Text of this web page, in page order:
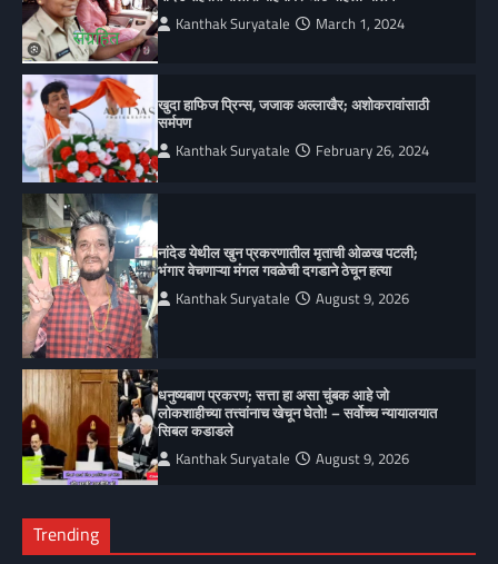
Kanthak Suryatale March 1, 2024
खुदा हाफिज प्रिन्स, जजाक अल्लाखैर; अशोकरावांसाठी
सर्मपण
Kanthak Suryatale February 26, 2024
नांदेड येथील खुन प्रकरणातील मृताची ओळख पटली;
भंगार वेचणाऱ्या मंगल गवळेची दगडाने ठेचून हत्या
Kanthak Suryatale August 9, 2026
धनुष्यबाण प्रकरण; सत्ता हा असा चुंबक आहे जो
लोकशाहीच्या तत्त्वांनाच खेचून घेतो! – सर्वोच्च न्यायालयात
सिबल कडाडले
Kanthak Suryatale August 9, 2026
Trending